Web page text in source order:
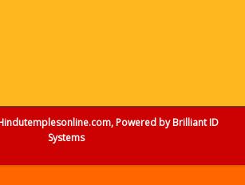
Powered byBrilliant ID
Systems